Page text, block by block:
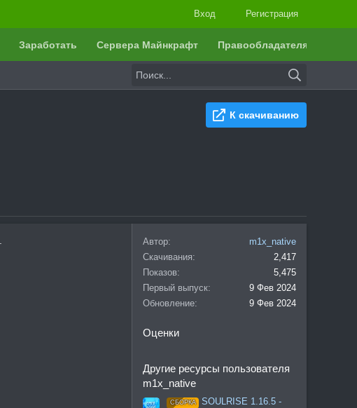
Вход Регистрация
Заработать Сервера Майнкрафт Правообладателям
К скачиванию
Автор
m1x_native
Скачивания
2,417
Показов
5,475
Первый выпуск
9 Фев 2024
Обновление
9 Фев 2024
Оценки
Другие ресурсы пользователя
m1x_native
СБОРКА
SOULRISE 1.16.5 -